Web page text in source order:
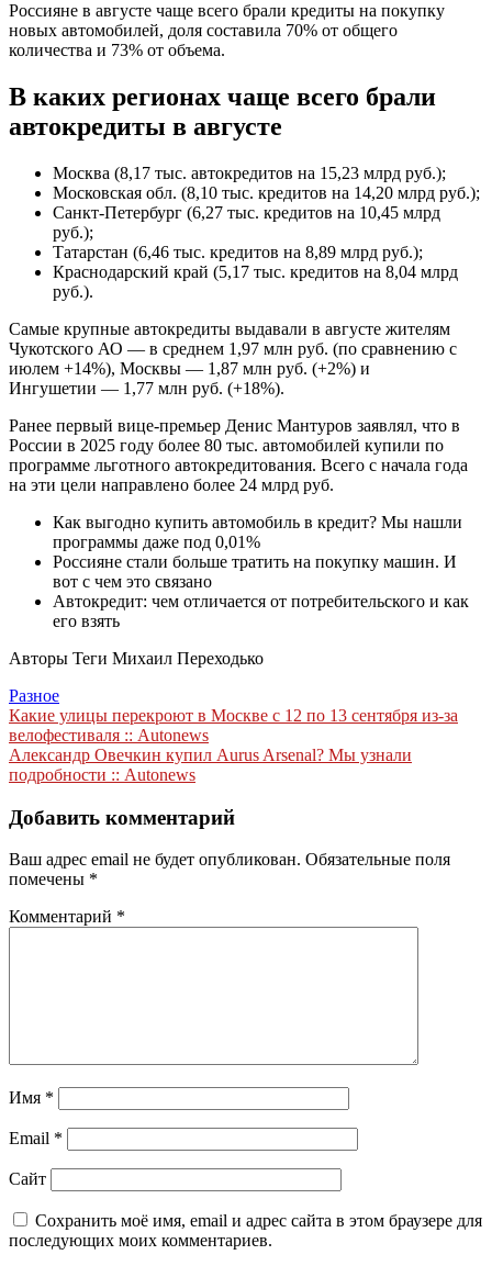
Россияне в августе чаще всего брали кредиты на покупку
новых автомобилей, доля составила 70% от общего
количества и 73% от объема.
В каких регионах чаще всего брали
автокредиты в августе
Москва (8,17 тыс. автокредитов на 15,23 млрд руб.);
Московская обл. (8,10 тыс. кредитов на 14,20 млрд руб.);
Санкт-Петербург (6,27 тыс. кредитов на 10,45 млрд
руб.);
Татарстан (6,46 тыс. кредитов на 8,89 млрд руб.);
Краснодарский край (5,17 тыс. кредитов на 8,04 млрд
руб.).
Самые крупные автокредиты выдавали в августе жителям
Чукотского АО — в среднем 1,97 млн руб. (по сравнению с
июлем +14%), Москвы — 1,87 млн руб. (+2%) и
Ингушетии — 1,77 млн руб. (+18%).
Ранее первый вице-премьер Денис Мантуров заявлял, что в
России в 2025 году более 80 тыс. автомобилей купили по
программе льготного автокредитования. Всего с начала года
на эти цели направлено более 24 млрд руб.
Как выгодно купить автомобиль в кредит? Мы нашли
программы даже под 0,01%
Россияне стали больше тратить на покупку машин. И
вот с чем это связано
Автокредит: чем отличается от потребительского и как
его взять
Авторы Теги Михаил Переходько
Разное
Навигация
по
записям
Какие улицы перекроют в Москве с 12 по 13 сентября из-за
велофестиваля :: Autonews
Александр Овечкин купил Aurus Arsenal? Мы узнали
подробности :: Autonews
Добавить комментарий
Ваш адрес email не будет опубликован. Обязательные поля
помечены *
Комментарий *
Имя *
Email *
Сайт
Сохранить моё имя, email и адрес сайта в этом браузере для
последующих моих комментариев.